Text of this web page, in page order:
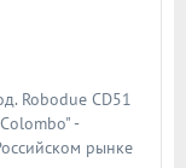
Robodue CD51
-
рынке